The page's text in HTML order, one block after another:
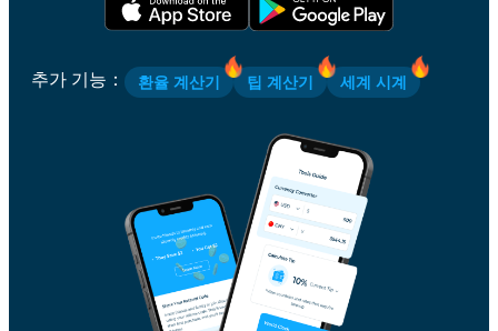
추가 기능 ： 환율 계산기 팁 계산기 세계 시계